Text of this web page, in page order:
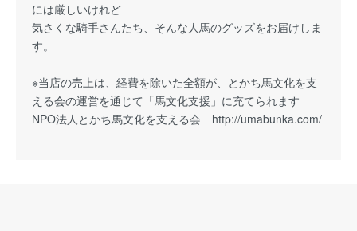
には厳しいけれど
気さくな騎手さんたち、そんな人馬のグッズをお届けしま
す。
※当店の売上は、経費を除いた全額が、とかち馬文化を支
える会の運営を通じて「馬文化支援」に充てられます
NPO法人とかち馬文化を支える会 http://umabunka.com/